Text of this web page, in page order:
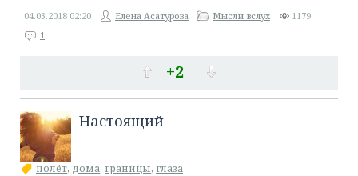
+2
04.03.2018 02:20 Елена Асатурова Мысли вслух
1179
1
Настоящий
полёт, дома, границы, глаза